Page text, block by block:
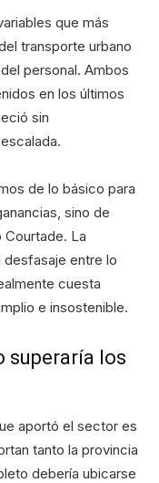
que más
transporte urbano
personal. Ambos
en los últimos
sin
de lo básico para
sino de
La
entre lo
cuesta
e insostenible.
superaría los
aportó el sector es
tanto la provincia
debería ubicarse